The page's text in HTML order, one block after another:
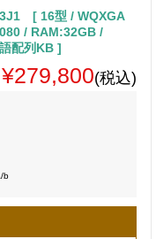
[ 16型 / WQXGA
/ RAM:32GB /
配列KB ]
¥279,800(税込)
b